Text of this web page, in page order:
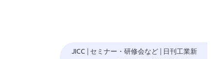
JICC | セミナー・研修会など| 日刊工業新